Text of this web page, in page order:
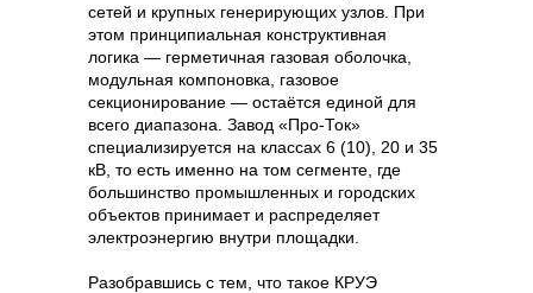
сетей и крупных генерирующих узлов. При
этом принципиальная конструктивная
логика — герметичная газовая оболочка,
модульная компоновка, газовое
секционирование — остаётся единой для
всего диапазона. Завод «Про-Ток»
специализируется на классах 6 (10), 20 и 35
кВ, то есть именно на том сегменте, где
большинство промышленных и городских
объектов принимает и распределяет
электроэнергию внутри площадки.
Разобравшись с тем, что такое КРУЭ